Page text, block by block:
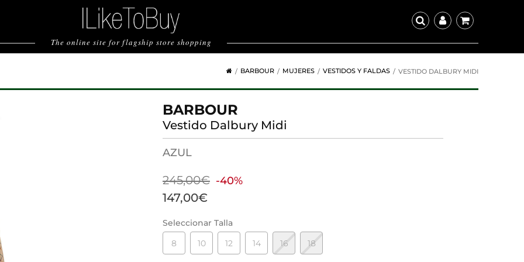
The online site for flagship store shopping
BARBOUR MUJERES VESTIDOS Y FALDAS VESTIDO DALBURY MIDI
BARBOUR
Vestido Dalbury Midi
AZUL
245,00€ -40%
147,00€
Seleccionar Talla
8
10 12 14 16 18